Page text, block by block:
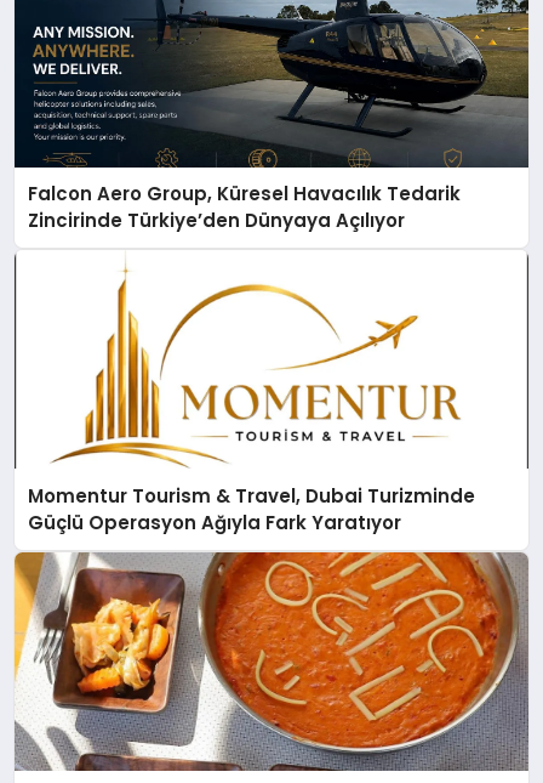
Falcon Aero Group, Küresel Havacılık Tedarik
Zincirinde Türkiye’den Dünyaya Açılıyor
Momentur Tourism & Travel, Dubai Turizminde
Güçlü Operasyon Ağıyla Fark Yaratıyor